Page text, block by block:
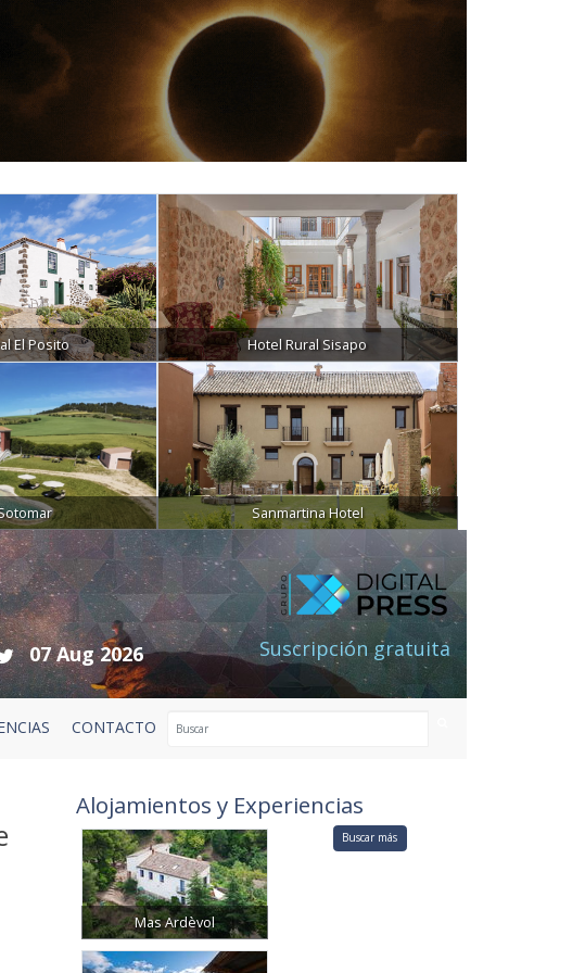
El Posito Hotel Rural Sisapo
Sanmartina Hotel
07 Aug 2026 Suscripción gratuita
CONTACTO
Alojamientos y Experiencias
Mas Ardèvol
Buscar más